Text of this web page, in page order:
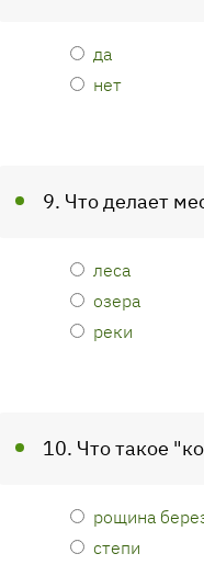
да
нет
9. Что делает
леса
озера
реки
10. Что такое
рощина
степи